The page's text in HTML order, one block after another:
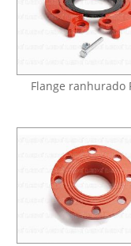
Flange ranhurado